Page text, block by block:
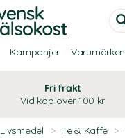
Kampanjer Varumärken
Fri frakt
Vid köp över 100 kr
Livsmedel > Te & Kaffe >